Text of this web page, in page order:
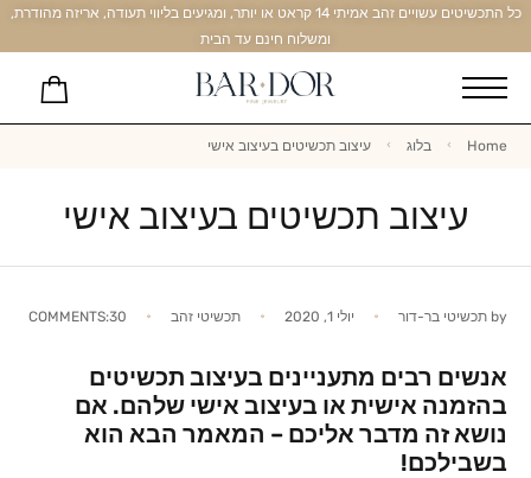
כל התכשיטים עשויים זהב אמיתי 14 קראט או יותר, ומגיעים בליווי תעודה, אריזה מהודרת,
ומשלוח חינם עד הבית
Home בלוג עיצוב תכשיטים בעיצוב אישי
עיצוב תכשיטים בעיצוב אישי
by תכשיטי בר-דור יולי 1, 2020 תכשיטי זהב COMMENTS:30
אנשים רבים מתעניינים בעיצוב תכשיטים
בהזמנה אישית או בעיצוב אישי שלהם. אם
נושא זה מדבר אליכם – המאמר הבא הוא
בשבילכם!